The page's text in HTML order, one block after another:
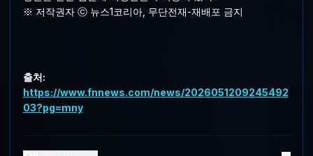
※ 저작권자 ⓒ 뉴스1코리아, 무단전재-재배포 금지
출처:
https://www.fnnews.com/news/2026051209245492
03?pg=mny